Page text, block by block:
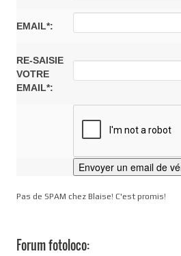
EMAIL*:
RE-SAISIE
VOTRE
EMAIL*:
Pas de SPAM chez Blaise! C'est promis!
Forum fotoloco: